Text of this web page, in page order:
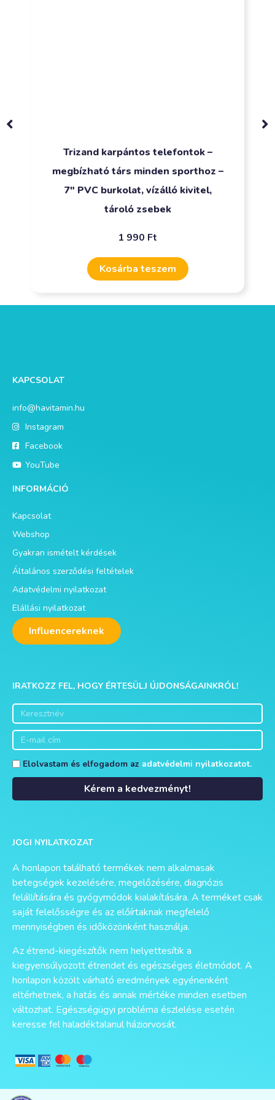
Trizand hasizom kerék – hatékony
alakformálás egyetlen eszközzel –
kiváló tapadás, erős acéltengely,
tartozék térdvédő szőnyeg
2 490 Ft
Kosárba teszem
KAPCSOLAT
info@havitamin.hu
Instagram
Facebook
YouTube
INFORMÁCIÓ
Kapcsolat
Webshop
Gyakran ismételt kérdések
Általános szerződési feltételek
Adatvédelmi nyilatkozat
Elállási nyilatkozat
Influencereknek
IRATKOZZ FEL, HOGY ÉRTESÜLJ ÚJDONSÁGAINKRÓL!
Elolvastam és elfogadom az adatvédelmi nyilatkozatot.
Kérem a kedvezményt!
JOGI NYILATKOZAT
A honlapon található termékek nem alkalmasak
betegségek kezelésére, megelőzésére, diagnózis
felállítására és gyógymódok kialakítására. A terméket csak
saját felelősségre és az előírtaknak megfelelő
mennyiségben és időközönként használja.
Az étrend-kiegészítők nem helyettesítik a
kiegyensúlyozott étrendet és egészséges életmódot. A
honlapon közölt várható eredmények egyénenként
eltérhetnek, a hatás és annak mértéke minden esetben
változhat. Egészségügyi probléma észlelése esetén
keresse fel haladéktalanul háziorvosát.